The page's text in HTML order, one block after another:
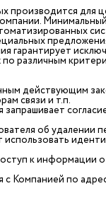
производится для
гарантирует
различным
действующим
связи и т.п.
об удалении
к информации
с Компанией по